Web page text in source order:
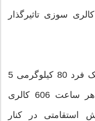
سوزی تاثیرگذار
گزارش‌ها نشان داده است اگر یک فرد 80 کیلوگرمی 5
مایل در ساعت بدود، به ازای هر ساعت 606 کالری
استقامتی در کنار